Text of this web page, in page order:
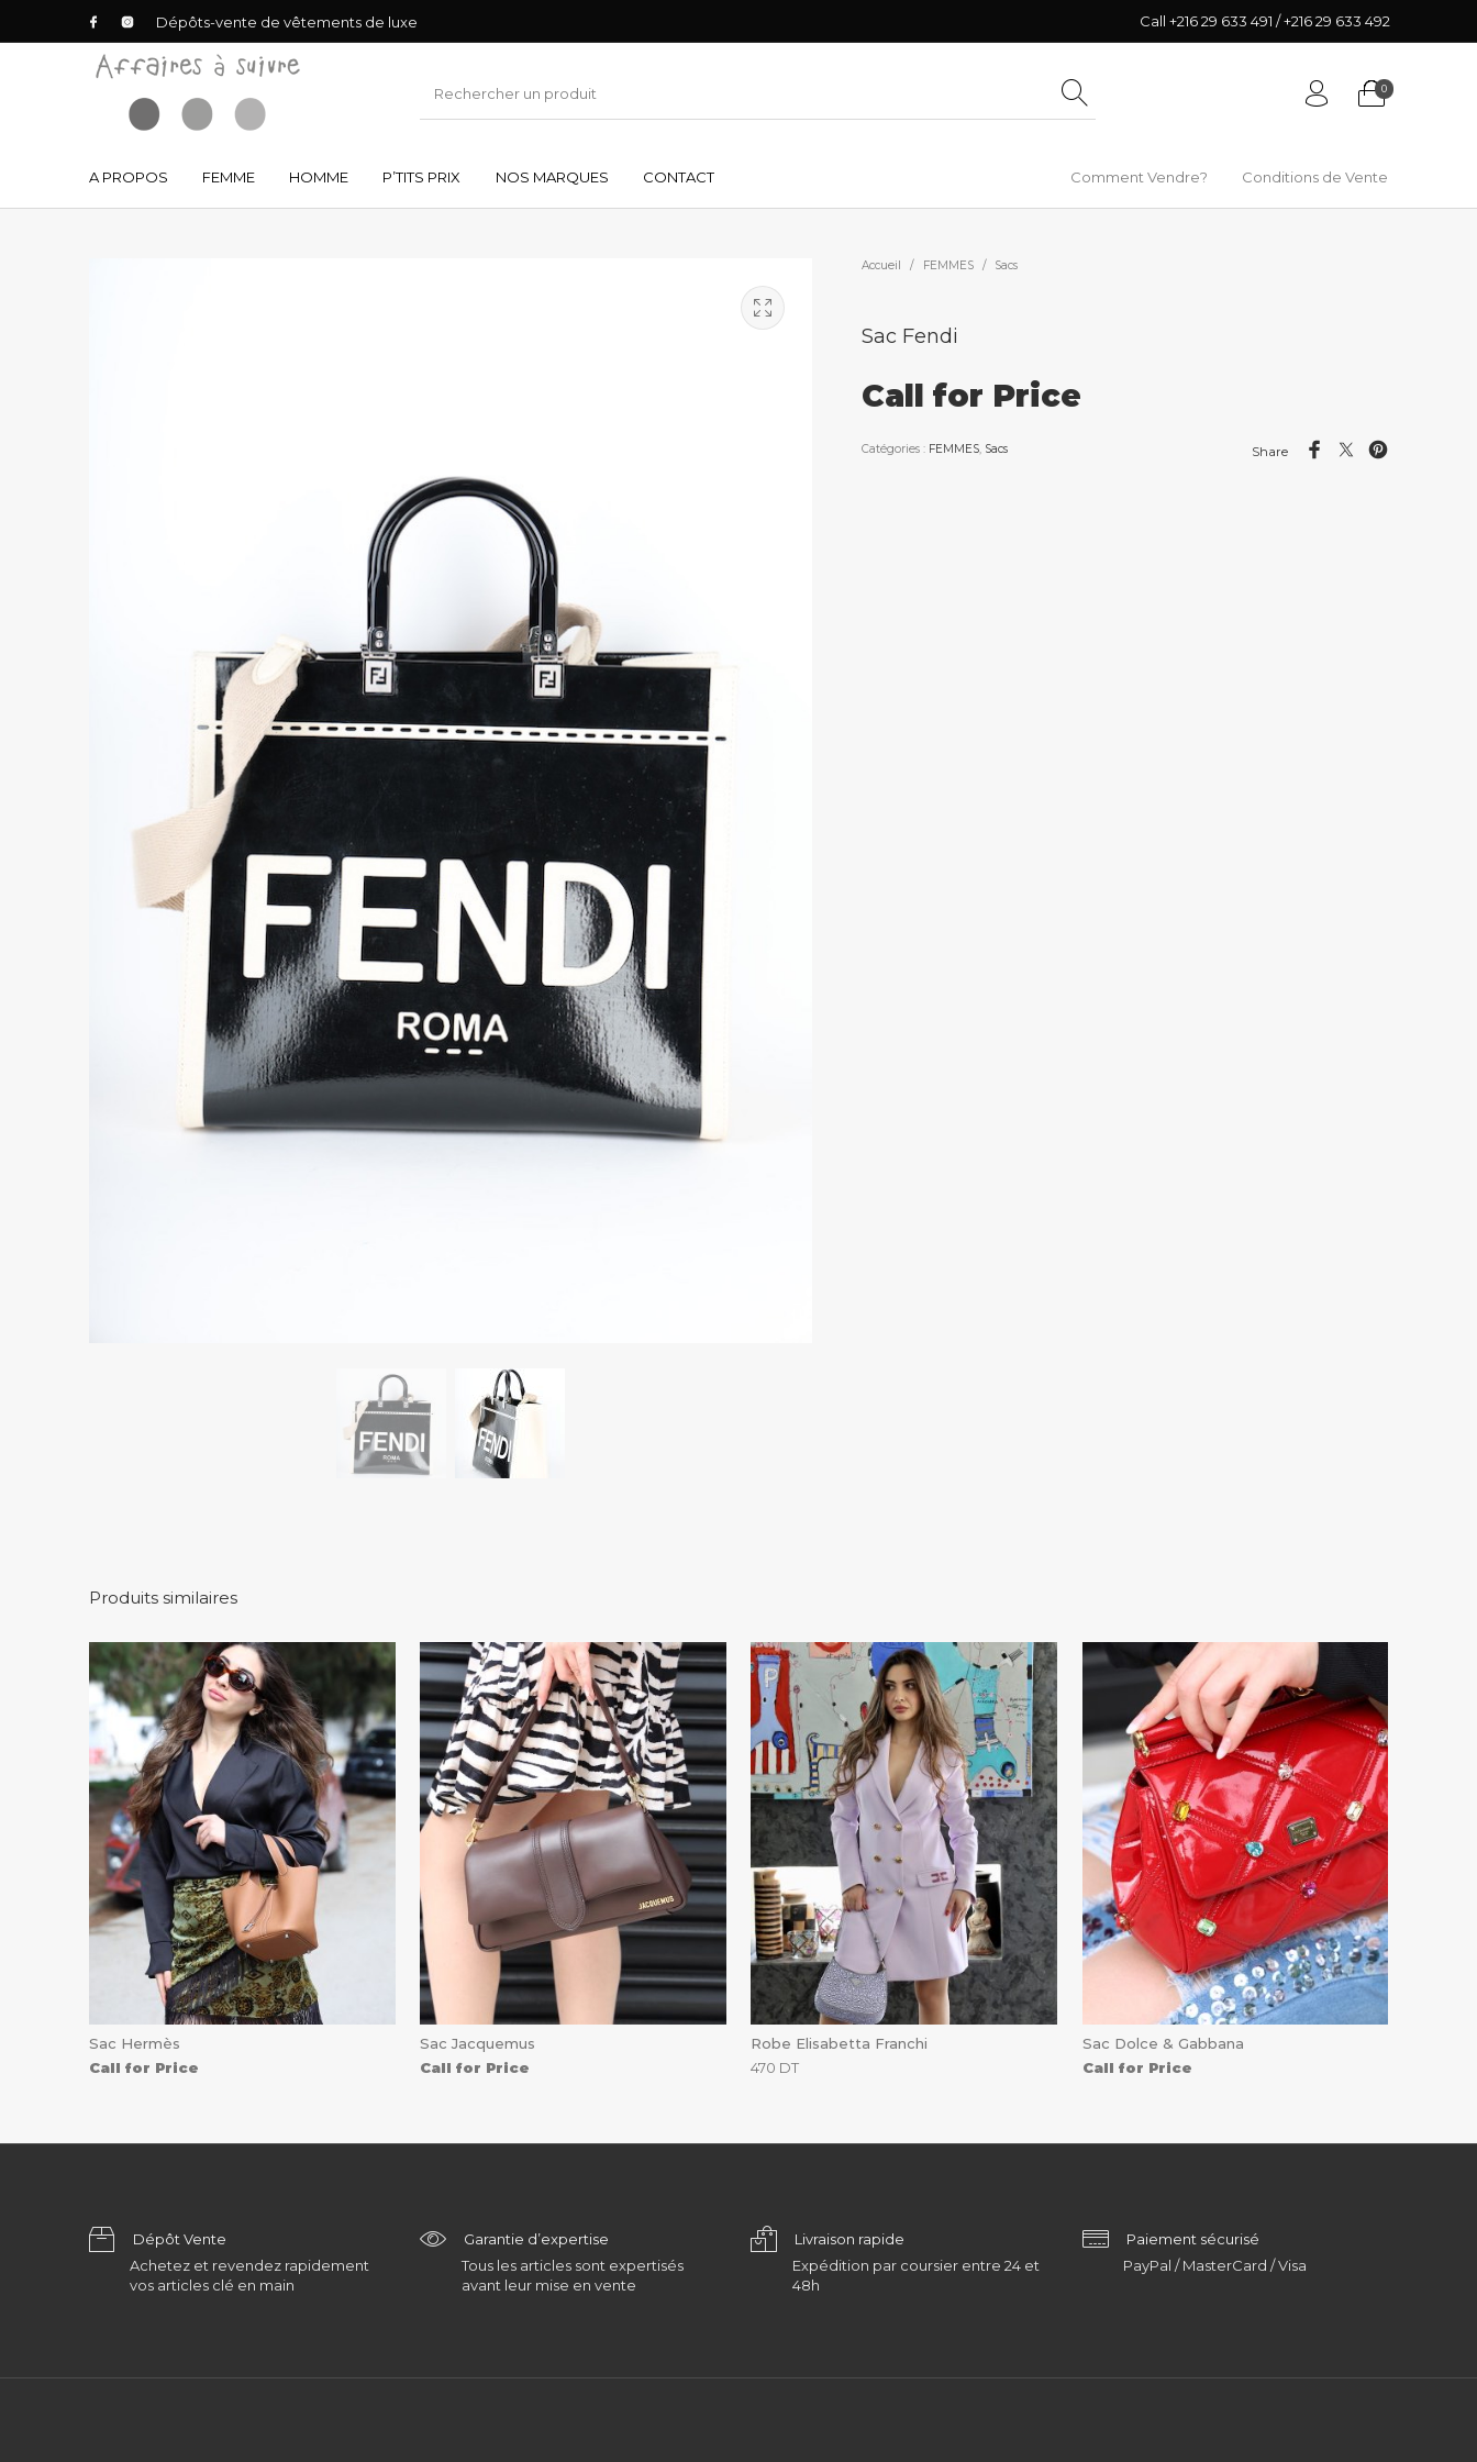
Dépôts-vente de vêtements de luxe Call +216 29 633 491 / +216 29 633 492
0
A PROPOS FEMME HOMME P’TITS PRIX NOS MARQUES CONTACT Comment Vendre? Conditions de Vente
Accueil / FEMMES / Sacs
Sac Fendi
Call for Price
Share
Catégories : FEMMES, Sacs
Produits similaires
Sac Hermès
Call for Price
Sac Jacquemus
Call for Price
Robe Elisabetta Franchi
470 DT
Sac Dolce & Gabbana
Call for Price
Dépôt Vente
Achetez et revendez rapidement
vos articles clé en main
Garantie d’expertise
Tous les articles sont expertisés
avant leur mise en vente
Livraison rapide
Expédition par coursier entre 24 et
48h
Paiement sécurisé
PayPal / MasterCard / Visa